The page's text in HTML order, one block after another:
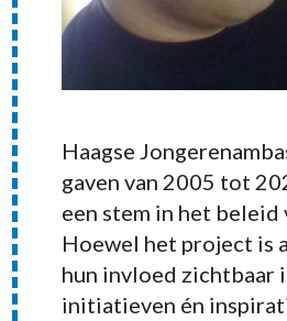
Haagse
gaven van 2005 tot
een stem in het beleid
Hoewel het project is
hun invloed zichtbaar
initiatieven én